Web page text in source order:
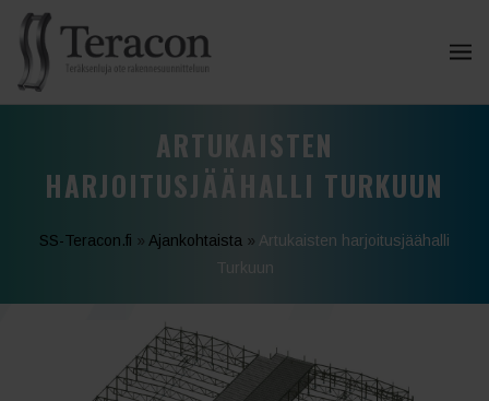
ARTUKAISTEN
HARJOITUSJÄÄHALLI TURKUUN
SS-Teracon.fi » Ajankohtaista » Artukaisten harjoitusjäähalli
Turkuun